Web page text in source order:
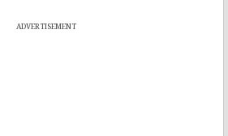
ADVERTISEMENT